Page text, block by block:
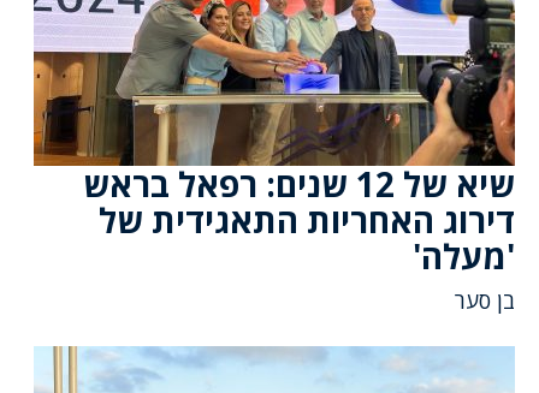
שיא של 12 שנים: רפאל בראש
דירוג האחריות התאגידית של
'מעלה'
בן סער